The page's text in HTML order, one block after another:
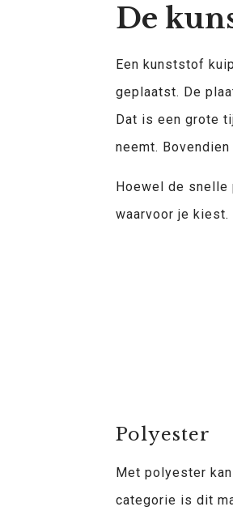
De
Een kunststof
geplaatst. De
Dat is een grote
neemt.
Hoewel de snelle
waarvoor je kiest.
Polyester
Met polyester
categorie is dit